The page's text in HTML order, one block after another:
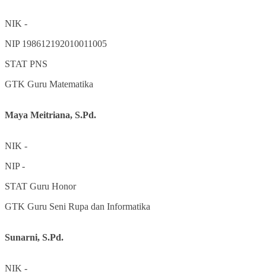
NIK -
NIP 198612192010011005
STAT PNS
GTK Guru Matematika
Maya Meitriana, S.Pd.
NIK -
NIP-
STAT Guru Honor
GTK Guru Seni Rupa dan Informatika
Sunarni, S.Pd.
NIK -